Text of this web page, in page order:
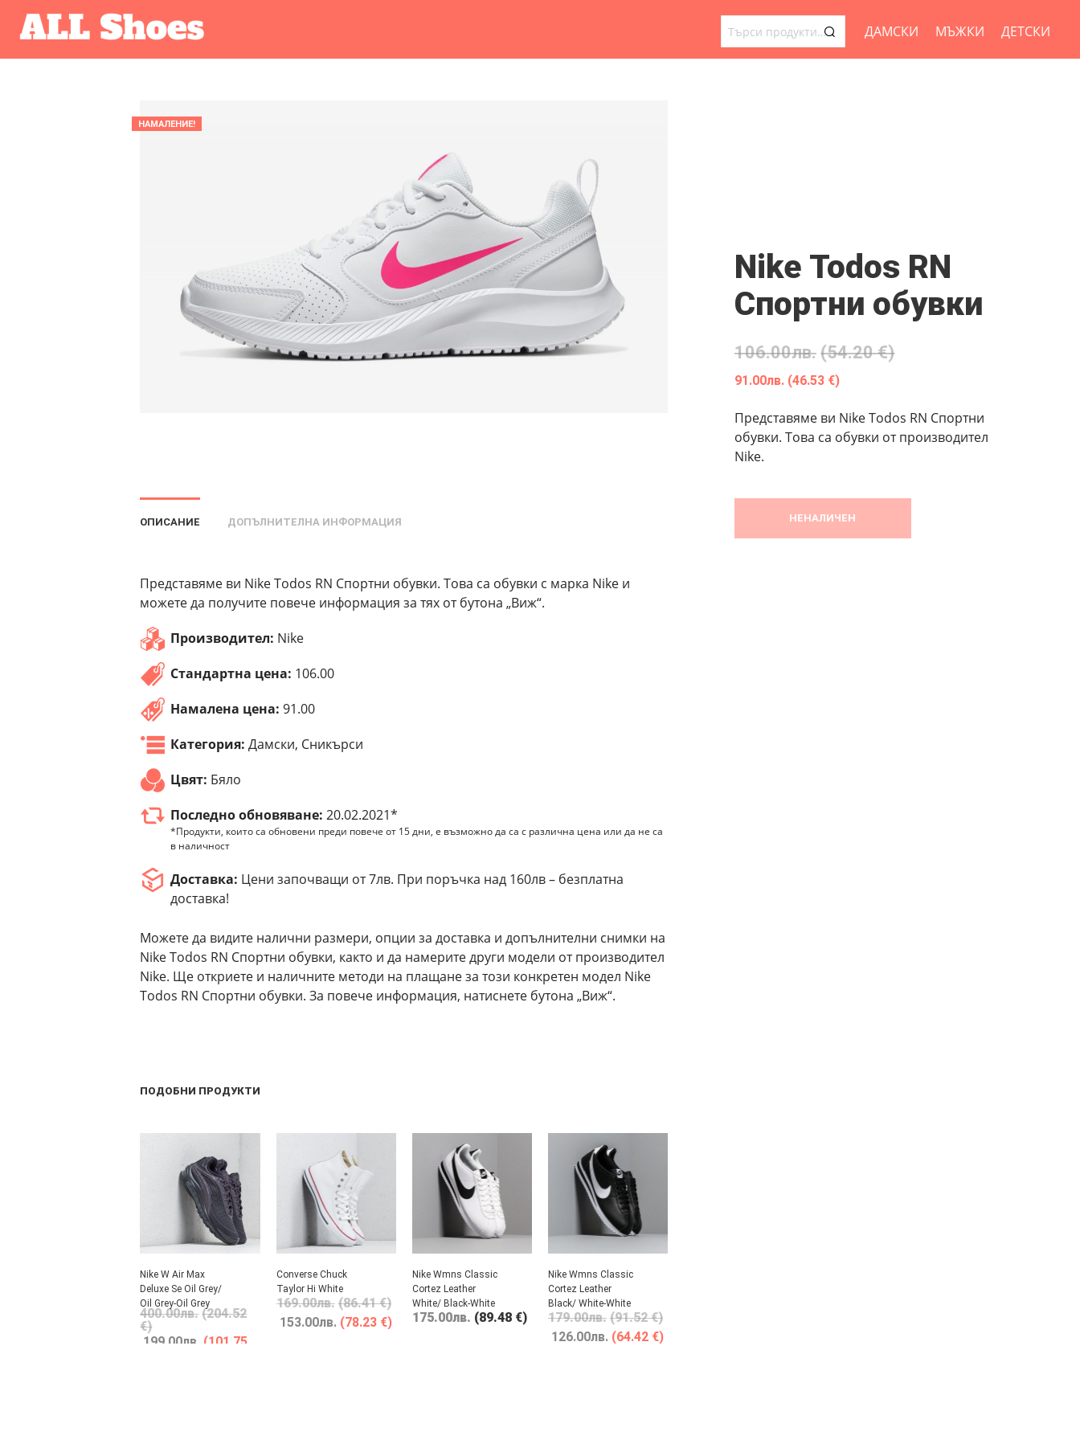
ТЪРСЕНЕ
ДАМСКИ МЪЖКИ ДЕТСКИ
НАМАЛЕНИЕ!
Nike Todos RN
Спортни обувки
106.00лв. (54.20 €)
91.00лв. (46.53 €)
Представяме ви Nike Todos RN Спортни
обувки. Това са обувки от производител
Nike.
НЕНАЛИЧЕН
ОПИСАНИЕ ДОПЪЛНИТЕЛНА ИНФОРМАЦИЯ
Представяме ви Nike Todos RN Спортни обувки. Това са обувки с марка Nike и
можете да получите повече информация за тях от бутона „Виж“.
Производител: Nike
Стандартна цена: 106.00
Намалена цена: 91.00
Категория: Дамски, Сникърси
Цвят: Бяло
Последно обновяване: 20.02.2021*
*Продукти, които са обновени преди повече от 15 дни, е възможно да са с различна цена или да не са
в наличност
Доставка: Цени започващи от 7лв. При поръчка над 160лв – безплатна
доставка!
Можете да видите налични размери, опции за доставка и допълнителни снимки на
Nike Todos RN Спортни обувки, както и да намерите други модели от производител
Nike. Ще откриете и наличните методи на плащане за този конкретен модел Nike
Todos RN Спортни обувки. За повече информация, натиснете бутона „Виж“.
ПОДОБНИ ПРОДУКТИ
Nike W Air Max
Deluxe Se Oil Grey/
Oil Grey-Oil Grey
400.00лв. (204.52
€)
199.00лв. (101.75
Converse Chuck
Taylor Hi White
169.00лв. (86.41 €)
153.00лв. (78.23 €)
Nike Wmns Classic
Cortez Leather
White/ Black-White
175.00лв. (89.48 €)
Nike Wmns Classic
Cortez Leather
Black/ White-White
179.00лв. (91.52 €)
126.00лв. (64.42 €)